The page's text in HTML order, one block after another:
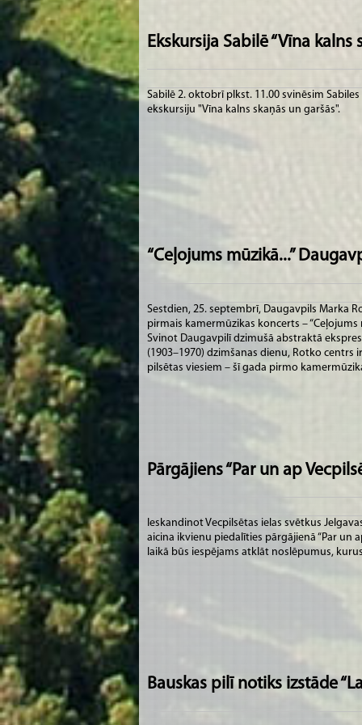
Ekskursija Sabilē “Vīna kalns
Sabilē 2. oktobrī plkst. 11.00 svinēsim
ekskursiju "Vīna kalns skaņās un garšās".
“Ceļojums mūzikā...”
Sestdien, 25. septembrī, Daugavpils Marka
pirmais kamermūzikas koncerts – “Ceļojums
Svinot Daugavpilī dzimušā abstraktā
(1903–1970) dzimšanas dienu, Rotko
pilsētas viesiem – šī gada pirmo
Pārgājiens “Par un ap
Ieskandinot Vecpilsētas ielas svētkus
aicina ikvienu piedalīties pārgājienā “Par un
laikā būs iespējams atklāt noslēpumus,
Bauskas pilī notiks izstāde